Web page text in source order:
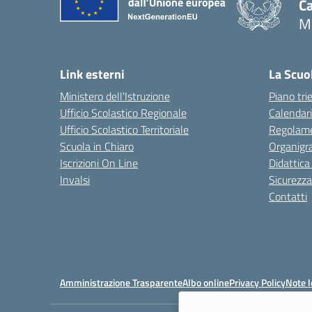
Link esterni
Ministero dell'Istruzione
Ufficio Scolastico Regionale
Ufficio Scolastico Territoriale
Scuola in Chiaro
Iscrizioni On Line
Invalsi
La
Piano
Sicurezza
Contatti
Amministrazione TrasparenteAlbo onlinePrivacy PolicyNote